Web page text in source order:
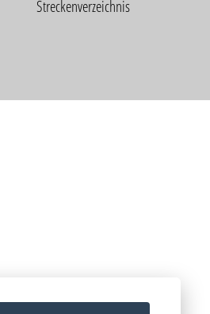
Streckenverzeichnis